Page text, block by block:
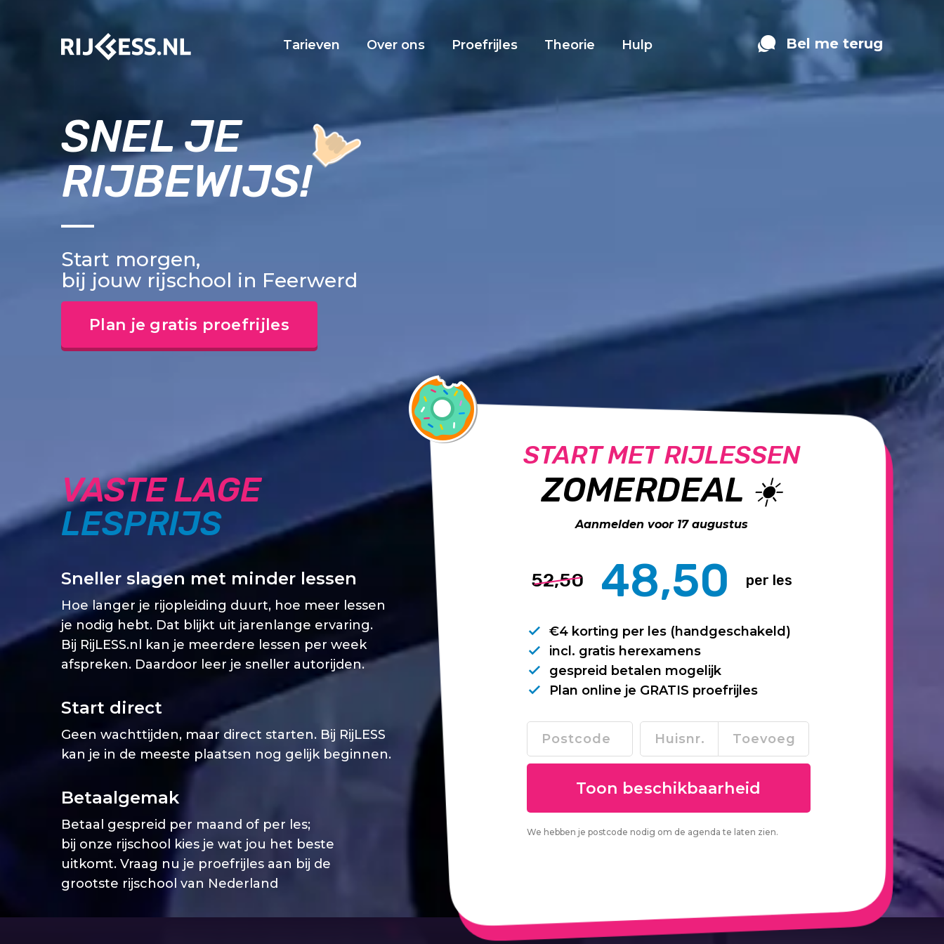
Tarieven Over ons Proefrijles Theorie Hulp Bel me terug
SNEL JE
RIJBEWIJS!
Start morgen,
bij jouw rijschool in Feerwerd
Plan je gratis proefrijles
START MET RIJLESSEN
ZOMERDEAL ☀️
Aanmelden voor 17 augustus
52,50 48,50 per les
€4 korting per les (handgeschakeld)
incl. gratis herexamens
gespreid betalen mogelijk
Plan online je GRATIS proefrijles
We hebben je postcode nodig om de agenda te laten zien.
VASTE LAGE
LESPRIJS
Sneller slagen met minder lessen
Hoe langer je rijopleiding duurt, hoe meer lessen
je nodig hebt. Dat blijkt uit jarenlange ervaring.
Bij RijLESS.nl kan je meerdere lessen per week
afspreken. Daardoor leer je sneller autorijden.
Start direct
Geen wachttijden, maar direct starten. Bij RijLESS
kan je in de meeste plaatsen nog gelijk beginnen.
Betaalgemak
Betaal gespreid per maand of per les;
bij onze rijschool kies je wat jou het beste
uitkomt. Vraag nu je proefrijles aan bij de
grootste rijschool van Nederland